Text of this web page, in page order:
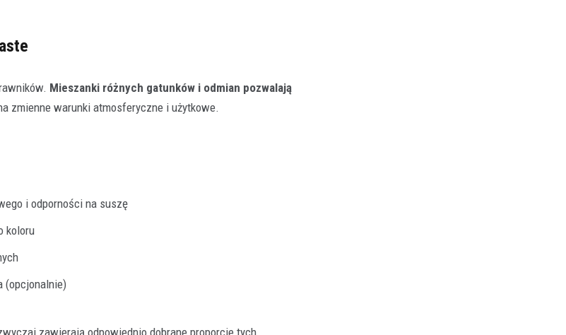
Mieszanki różnych gatunków i odmian pozwalają
zmienne warunki atmosferyczne i użytkowe.
i odporności na suszę
koloru
(opcjonalnie)